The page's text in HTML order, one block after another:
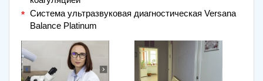
Система ультразвуковая диагностическая Versana
Balance Platinum